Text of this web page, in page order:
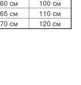
60 cм
100 cм
65 см
110 cм
70 cм 120 cм